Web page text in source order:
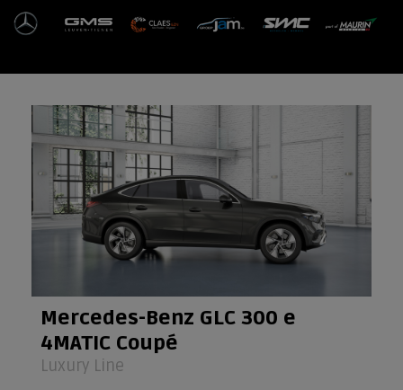
naar
Mercedes-Benz GLC 300 e
4MATIC Coupé
Luxury Line